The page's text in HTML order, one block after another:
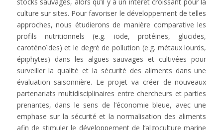
culture sur sites. Pour favoriser le développement de telles
approches, nous étudierons de manière comparative les
profils nutritionnels (e.g. iode, protéines, glucides,
caroténoïdes) et le degré de pollution (e.g. métaux lourds,
épiphytes) dans les algues sauvages et cultivées pour
surveiller la qualité et la sécurité des aliments dans une
évaluation saisonnière. Le projet va créer de nouveaux
partenariats multidisciplinaires entre chercheurs et parties
prenantes, dans le sens de l’économie bleue, avec une
emphase sur la sécurité et la normalisation des aliments
afin de stimuler le développement de l’algoculture marine